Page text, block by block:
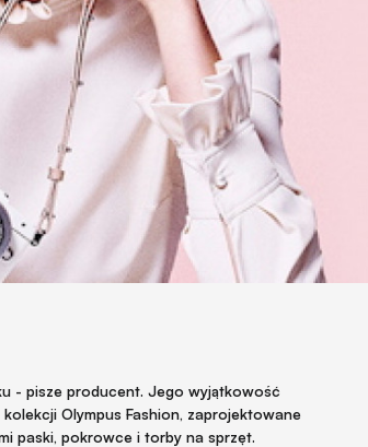
- pisze producent. Jego wyjątkowość
Olympus Fashion, zaprojektowane
paski, pokrowce i torby na sprzęt.